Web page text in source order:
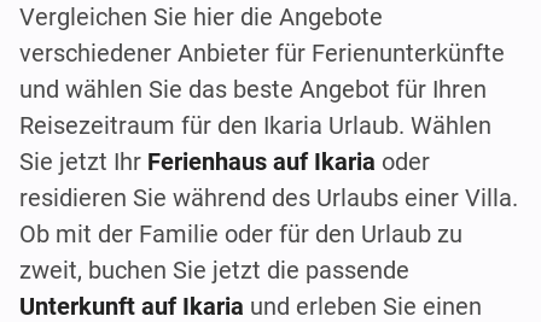
Vergleichen Sie hier die Angebote
verschiedener Anbieter für Ferienunterkünfte
und wählen Sie das beste Angebot für Ihren
Reisezeitraum für den Ikaria Urlaub. Wählen
Sie jetzt Ihr Ferienhaus auf Ikaria oder
residieren Sie während des Urlaubs einer Villa.
Ob mit der Familie oder für den Urlaub zu
zweit, buchen Sie jetzt die passende
Unterkunft auf Ikaria und erleben Sie einen